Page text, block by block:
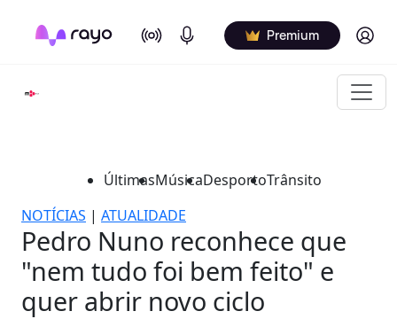
On Air Podcasts Premium Log in
ÚltimasMúsicaDesportoTrânsito
NOTÍCIAS | ATUALIDADE
Pedro Nuno reconhece que
"nem tudo foi bem feito" e
quer abrir novo ciclo